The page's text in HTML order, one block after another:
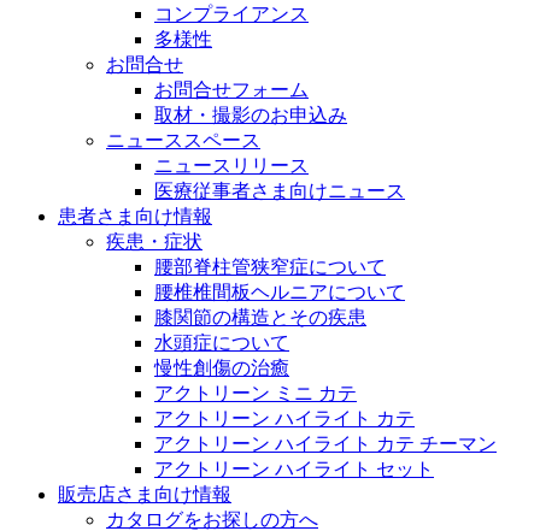
エースクラップアカデミー
医療に携わるあらゆる方々に、学びと情報共有の場を
コンプライアンス
多様性
お問合せ
お問合せフォーム
取材・撮影のお申込み
ニューススペース
ニュースリリース
医療従事者さま向けニュース
患者さま向け情報
疾患・症状
腰部脊柱管狭窄症について
腰椎椎間板ヘルニアについて
膝関節の構造とその疾患
水頭症について
慢性創傷の治癒
アクトリーン ミニ カテ
アクトリーン ハイライト カテ
アクトリーン ハイライト カテ チーマン
アクトリーン ハイライト セット
販売店さま向け情報
カタログをお探しの方へ